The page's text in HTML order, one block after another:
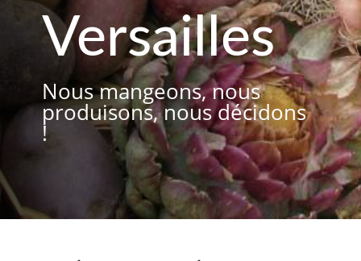
Versailles
Nous mangeons, nous
produisons, nous décidons
!